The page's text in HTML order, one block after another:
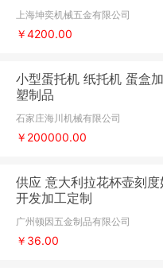
上海坤奕机械五金有限公司
￥4200.00
小型蛋托机 纸托机 蛋盒
塑制品
石家庄海川机械有限公司
￥200000.00
供应 意大利拉花杯壶刻
开发加工定制
广州顿因五金制品有限公司
￥36.00